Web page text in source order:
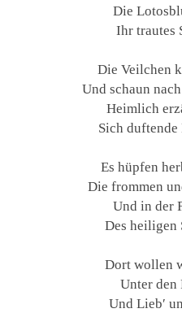
Die
Ihr trautes
Die Veilchen
Und schaun
Heimlich
Sich duftende
Es hüpfen
Die frommen
Und in der
Des heiligen
Dort wollen
Unter den
Und Lieb′